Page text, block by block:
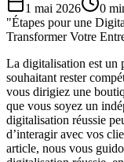
1 mai 2026 0
"Étapes pour une
Transformer Votre
La digitalisation est un
souhaitant rester
vous dirigiez une
que vous soyez un
digitalisation réussie
d’interagir avec vos
article, nous vous